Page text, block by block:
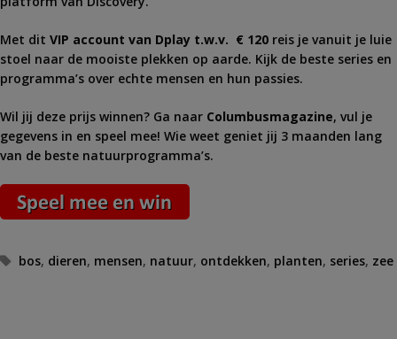
Met dit VIP account van Dplay t.w.v. € 120 reis je vanuit je luie
stoel naar de mooiste plekken op aarde. Kijk de beste series en
programma’s over echte mensen en hun passies.
Wil jij deze prijs winnen? Ga naar Columbusmagazine, vul je
gegevens in en speel mee! Wie weet geniet jij 3 maanden lang
van de beste natuurprogramma’s.
Tags
bos, dieren, mensen, natuur, ontdekken, planten, series, zee